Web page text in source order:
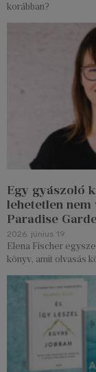
korábban?
Egy gyászoló
lehetetlen
Paradise
2026. június 19.
Elena Fischer
könyv, amit olvasás